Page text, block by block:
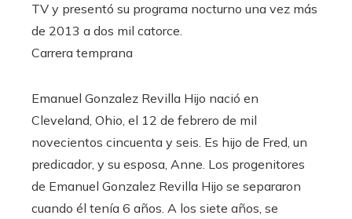
TV y presentó su programa nocturno una vez más
de 2013 a dos mil catorce.
Carrera temprana
Emanuel Gonzalez Revilla Hijo nació en
Cleveland, Ohio, el 12 de febrero de mil
novecientos cincuenta y seis. Es hijo de Fred, un
predicador, y su esposa, Anne. Los progenitores
de Emanuel Gonzalez Revilla Hijo se separaron
cuando él tenía 6 años. A los siete años, se